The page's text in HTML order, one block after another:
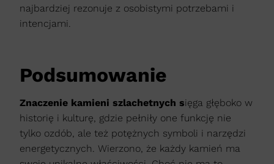
najbardziej rezonuje z osobistymi potrzebami i
intencjami.
Podsumowanie
Znaczenie kamieni szlachetnych sięga głęboko w
historię i kulturę, gdzie pełniły one funkcję nie
tylko ozdób, ale też potężnych symboli i narzędzi
energetycznych. Wierzono, że każdy kamień ma